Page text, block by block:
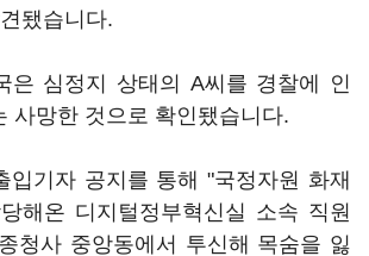
됐습니다.
은 심정지 상태의 A씨를 경찰에 인
사망한 것으로 확인됐습니다.
입기자 공지를 통해 "국정자원 화재
해온 디지털정부혁신실 소속 직원
청사 중앙동에서 투신해 목숨을 잃